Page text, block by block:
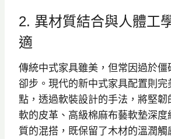
2. 異材質結合與人體工
適
傳統中式家具雖美，但常因過於僵
卻步。現代的新中式家具配置則完
點，透過軟裝設計的手法，將堅韌
軟的皮革、高級棉麻布藝軟墊深度
質的混搭，既保留了木材的溫潤